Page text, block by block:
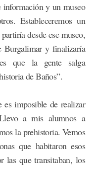
y un museo
Estableceremos un
desde ese museo,
Burgalimar y finalizaría
que la gente salga
de Baños”.
imposible de realizar
a mis alumnos a
la prehistoria. Vemos
que habitaron esos
las que transitaban, los